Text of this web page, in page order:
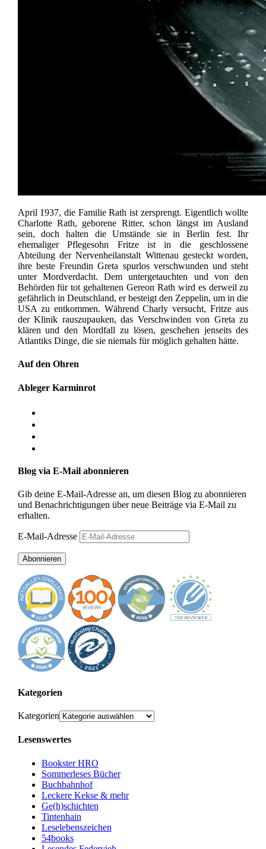
April 1937, die Familie Rath ist zersprengt. Eigentlich wollte
Charlotte Rath, geborene Ritter, schon längst im Ausland
sein, doch halten die Umstände sie in Berlin fest. Ihr
ehemaliger Pflegesohn Fritze ist in die geschlossene
Abteilung der Nervenheilanstalt Wittenau gesteckt worden,
ihre beste Freundin Greta spurlos verschwunden und steht
unter Mordverdacht. Dem untergetauchten und von den
Behörden für tot gehaltenen Gereon Rath wird es derweil zu
gefährlich in Deutschland, er besteigt den Zeppelin, um in die
USA zu entkommen. Während Charly versucht, Fritze aus
der Klinik rauszupauken, das Verschwinden von Greta zu
klären und den Mordfall zu lösen, geschehen jenseits des
Atlantiks Dinge, die sie niemals für möglich gehalten hätte.
Auf den Ohren
Ableger Karminrot
Blog via E-Mail abonnieren
Gib deine E-Mail-Adresse an, um diesen Blog zu abonnieren
und Benachrichtigungen über neue Beiträge via E-Mail zu
erhalten.
E-Mail-Adresse
Abonnieren
Kategorien
Kategorien
Lesenswertes
Bookster HRO
Sommerleses Bücher
Buchbahnhof
Leckere Kekse & mehr
Ge(h)schichten
Tintenhain
Leselebenszeichen
54books